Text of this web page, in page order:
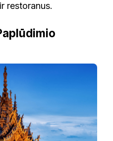
restoranus.